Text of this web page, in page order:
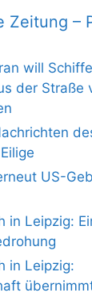
Zeitung –
will
der Straße
US-
in Leipzig:
in Leipzig: